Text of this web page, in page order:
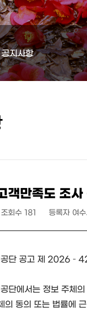
공지사항
객만족도 조
조회수 181 등록자 여
공단 공고 제 2026 –
단에서는 정보 주체
의 동의 또는 법률에